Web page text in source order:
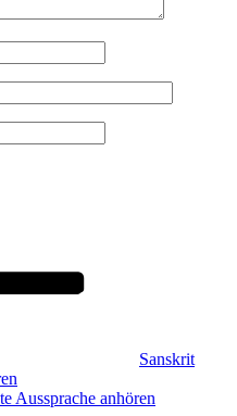
Sanskrit
Aussprache anhören